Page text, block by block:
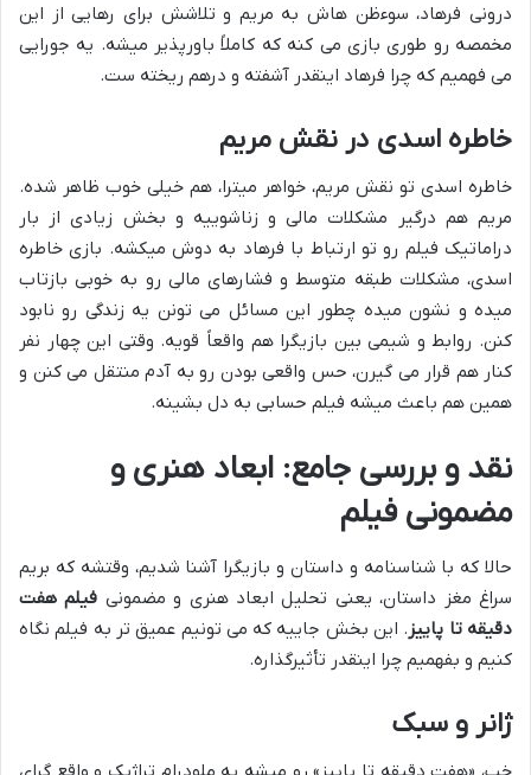
درونی فرهاد، سوءظن هاش به مریم و تلاشش برای رهایی از این
مخمصه رو طوری بازی می کنه که کاملاً باورپذیر میشه. یه جورایی
می فهمیم که چرا فرهاد اینقدر آشفته و درهم ریخته ست.
خاطره اسدی در نقش مریم
خاطره اسدی تو نقش مریم، خواهر میترا، هم خیلی خوب ظاهر شده.
مریم هم درگیر مشکلات مالی و زناشوییه و بخش زیادی از بار
دراماتیک فیلم رو تو ارتباط با فرهاد به دوش میکشه. بازی خاطره
اسدی، مشکلات طبقه متوسط و فشارهای مالی رو به خوبی بازتاب
میده و نشون میده چطور این مسائل می تونن یه زندگی رو نابود
کنن. روابط و شیمی بین بازیگرا هم واقعاً قویه. وقتی این چهار نفر
کنار هم قرار می گیرن، حس واقعی بودن رو به آدم منتقل می کنن و
همین هم باعث میشه فیلم حسابی به دل بشینه.
نقد و بررسی جامع: ابعاد هنری و
مضمونی فیلم
حالا که با شناسنامه و داستان و بازیگرا آشنا شدیم، وقتشه که بریم
سراغ مغز داستان، یعنی تحلیل ابعاد هنری و مضمونی فیلم هفت
دقیقه تا پاییز . این بخش جاییه که می تونیم عمیق تر به فیلم نگاه
کنیم و بفهمیم چرا اینقدر تأثیرگذاره.
ژانر و سبک